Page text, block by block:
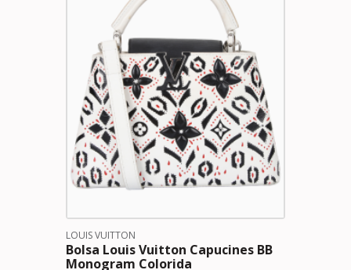
LOUIS VUITTON
Bolsa Louis Vuitton Capucines BB
Monogram Colorida